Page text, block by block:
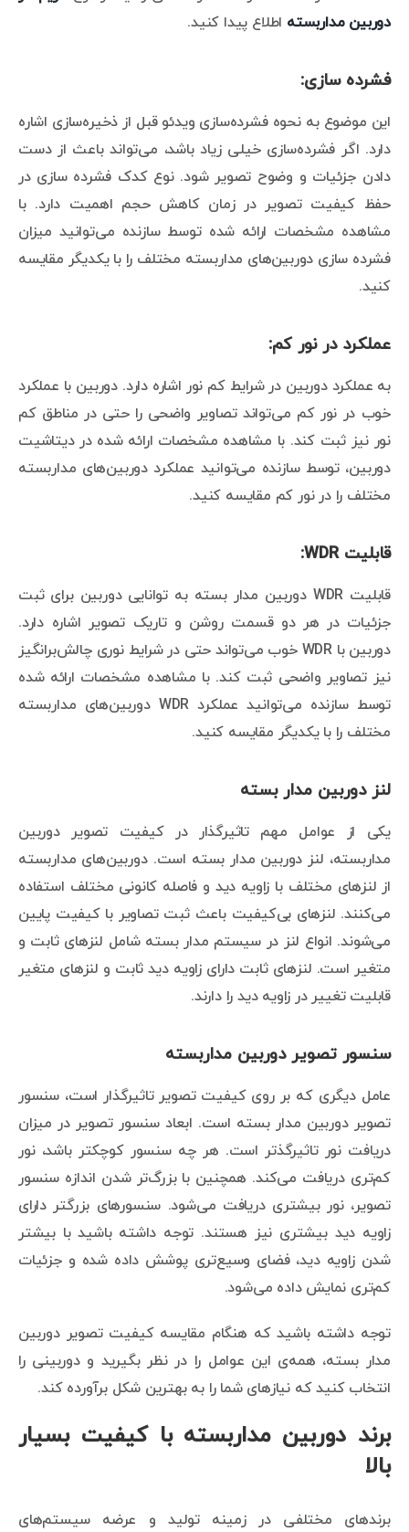
دوربین مداربسته اطلاع پیدا کنید.
فشرده سازی:
این موضوع به نحوه فشرده‌سازی ویدئو قبل از ذخیره‌سازی اشاره
دارد. اگر فشرده‌سازی خیلی زیاد باشد، می‌تواند باعث از دست
دادن جزئیات و وضوح تصویر شود. نوع کدک فشرده سازی در
حفظ کیفیت تصویر در زمان کاهش حجم اهمیت دارد. با
مشاهده مشخصات ارائه شده توسط سازنده می‌توانید میزان
فشرده سازی دوربین‌های مداربسته مختلف را با یکدیگر مقایسه
کنید.
عملکرد در نور کم:
به عملکرد دوربین در شرایط کم نور اشاره دارد. دوربین با عملکرد
خوب در نور کم می‌تواند تصاویر واضحی را حتی در مناطق کم
نور نیز ثبت کند. با مشاهده مشخصات ارائه شده در دیتاشیت
دوربین، توسط سازنده می‌توانید عملکرد دوربین‌های مداربسته
مختلف را در نور کم مقایسه کنید.
قابلیت WDR:
قابلیت WDR دوربین مدار بسته به توانایی دوربین برای ثبت
جزئیات در هر دو قسمت روشن و تاریک تصویر اشاره دارد.
دوربین با WDR خوب می‌تواند حتی در شرایط نوری چالش‌برانگیز
نیز تصاویر واضحی ثبت کند. با مشاهده مشخصات ارائه شده
توسط سازنده می‌توانید عملکرد WDR دوربین‌های مداربسته
مختلف را با یکدیگر مقایسه کنید.
لنز دوربین مدار بسته
یکی از عوامل مهم تاثیرگذار در کیفیت تصویر دوربین
مداربسته، لنز دوربین مدار بسته است. دوربین‌های مداربسته
از لنزهای مختلف با زاویه دید و فاصله کانونی مختلف استفاده
می‌کنند. لنزهای بی‌کیفیت باعث ثبت تصاویر با کیفیت پایین
می‌شوند. انواع لنز در سیستم مدار بسته شامل لنزهای ثابت و
متغیر است. لنزهای ثابت دارای زاویه دید ثابت و لنزهای متغیر
قابلیت تغییر در زاویه دید را دارند.
سنسور تصویر دوربین مداربسته
عامل دیگری که بر روی کیفیت تصویر تاثیرگذار است، سنسور
تصویر دوربین مدار بسته است. ابعاد سنسور تصویر در میزان
دریافت نور تاثیرگذتر است. هر چه سنسور کوچکتر باشد، نور
کم‌تری دریافت می‌کند. همچنین با بزرگ‌تر شدن اندازه سنسور
تصویر، نور بیشتری دریافت می‌شود. سنسورهای بزرگتر دارای
زاویه دید بیشتری نیز هستند. توجه داشته باشید با بیشتر
شدن زاویه دید، فضای وسیع‌تری پوشش داده شده و جزئیات
کم‌تری نمایش داده می‌شود.
توجه داشته باشید که هنگام مقایسه کیفیت تصویر دوربین
مدار بسته، همه‌ی این عوامل را در نظر بگیرید و دوربینی را
انتخاب کنید که نیازهای شما را به بهترین شکل برآورده کند.
برند دوربین مداربسته با کیفیت بسیار
بالا
برندهای مختلفی در زمینه تولید و عرضه سیستم‌های